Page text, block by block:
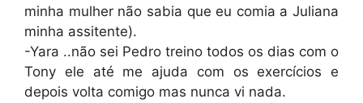
minha mulher não sabia que eu comia a Juliana
minha assitente).
-Yara ..não sei Pedro treino todos os dias com o
Tony ele até me ajuda com os exercícios e
depois volta comigo mas nunca vi nada.